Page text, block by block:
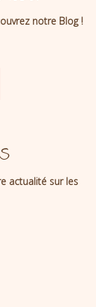
notre Blog !
actualité sur les